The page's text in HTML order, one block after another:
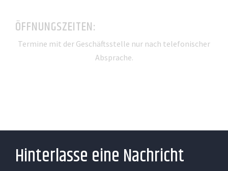
ÖFFNUNGSZEITEN:
Termine mit der Geschäftsstelle nur nach telefonischer
Absprache.
Hinterlasse eine Nachricht